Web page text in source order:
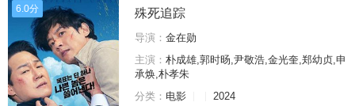
6.0分 殊死追踪
导演： 金在勋
主演： 朴成雄,郭时旸,尹敬浩,金光奎,郑幼贞,申
承焕,朴孝朱
分类： 电影 2024